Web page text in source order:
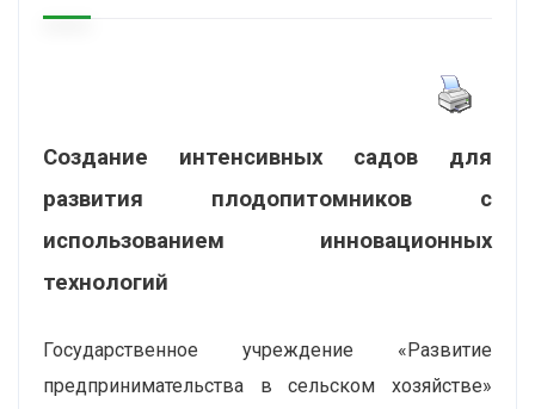
Создание интенсивных садов для
развития плодопитомников с
использованием инновационных
технологий
Государственное учреждение «Развитие
предпринимательства в сельском хозяйстве»